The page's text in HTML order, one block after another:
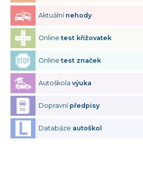
Aktuální nehody
Onlinetest křižovatek
Onlinetest značek
Autoškolavýuka
Dopravní předpisy
Databáze autoškol